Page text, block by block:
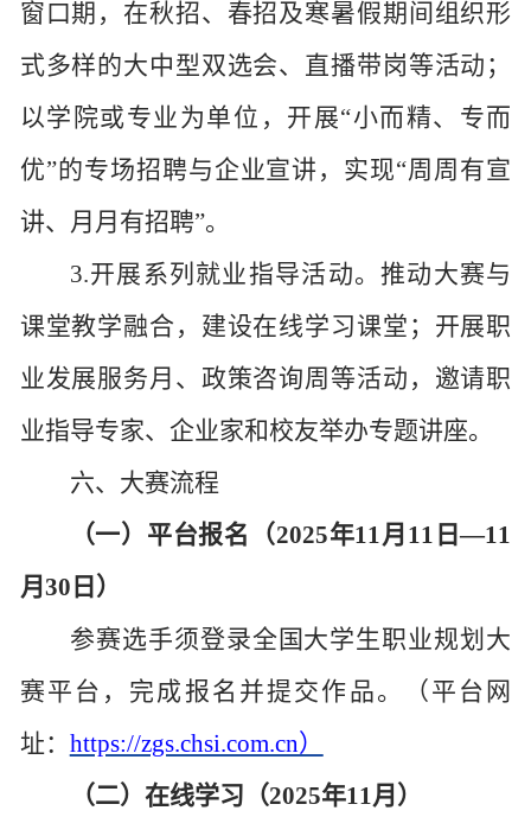
窗口期，在秋招、春招及寒暑假期间组织形
式多样的大中型双选会、直播带岗等活动；
以学院或专业为单位，开展“小而精、专而
优”的专场招聘与企业宣讲，实现“周周有宣
讲、月月有招聘”。
3.开展系列就业指导活动。推动大赛与
课堂教学融合，建设在线学习课堂；开展职
业发展服务月、政策咨询周等活动，邀请职
业指导专家、企业家和校友举办专题讲座。
六、大赛流程
（一）平台报名（2025年11月11日—11
月30日）
参赛选手须登录全国大学生职业规划大
赛平台，完成报名并提交作品。（平台网
址： https://zgs.chsi.com.cn）
（二）在线学习（2025年11月）